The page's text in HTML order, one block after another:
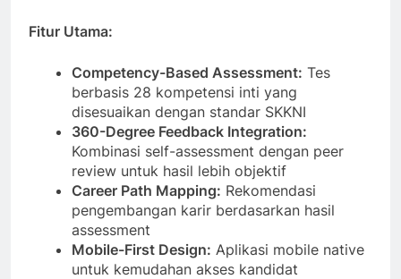
Fitur Utama:
Competency-Based Assessment: Tes
berbasis 28 kompetensi inti yang
disesuaikan dengan standar SKKNI
360-Degree Feedback Integration:
Kombinasi self-assessment dengan peer
review untuk hasil lebih objektif
Career Path Mapping: Rekomendasi
pengembangan karir berdasarkan hasil
assessment
Mobile-First Design: Aplikasi mobile native
untuk kemudahan akses kandidat